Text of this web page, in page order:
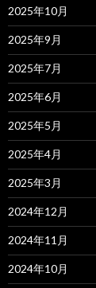
2025年10月
2025年9月
2025年7月
2025年6月
2025年5月
2025年4月
2025年3月
2024年12月
2024年11月
2024年10月